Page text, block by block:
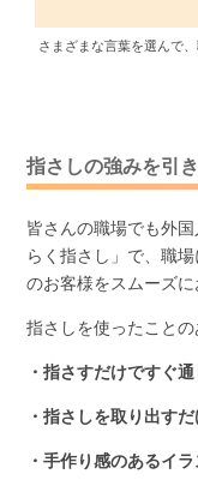
さまざまな言葉を選んで
指さしの強みを引
皆さんの職場でも外
らく指さし」で、職
のお客様をスムーズに
指さしを使ったことの
・指さすだけですぐ
・指さしを取り出す
・手作り感のあるイ